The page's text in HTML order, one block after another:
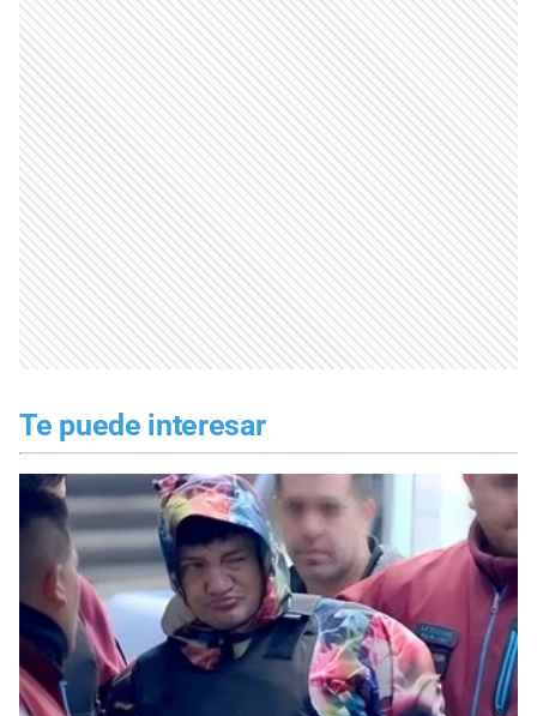
Te puede interesar